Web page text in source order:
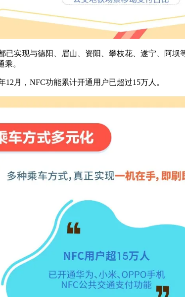
实现与德阳、眉山、资阳、攀枝花、遂宁、阿坝
。
月，NFC功能累计开通用户已超过15万人。